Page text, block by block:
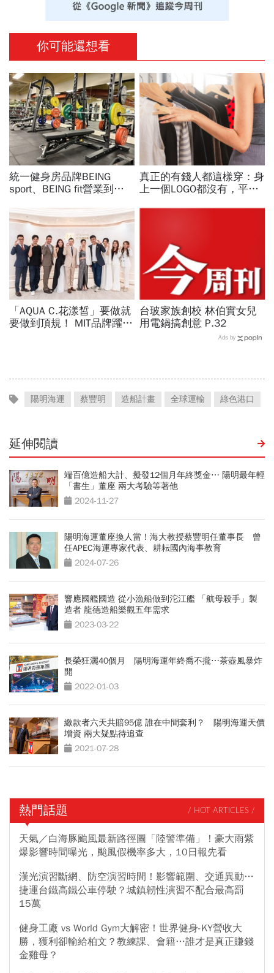
你可能還想看
統一健身房品牌BEING
sport、BEING fit營業到這
換到健身工廠？20年老字
號為何退出
真正的有錢人都這樣穿：身
上一個LOGO都沒有，平凡
頂奢富豪的花錢智慧
「AQUA C.花漾皙」要做就
要做到頂規！ MIT品牌躍上
台玻家族創校 林伯實女兒
用電鍋搞創意 P.32
Ads by
陽明海運 蔡豐明 造船計畫 全球運輸 綠色港口
延伸閱讀
端百億造船大計、擬發12個月年終獎金⋯ 陽明最年輕
「書生」董座 兩大考驗等著他
2024-11-27
陽明海運董座換人當！海大教授蔡豐明任董事長 曾
任APEC海運專家代表、耕耘國內海事教育
2024-07-26
響應國艦國造 從小漁船做到沱江艦 「航母殺手」製
造者 龍德造船樂觀五年需求
2023-03-22
長榮狂灑40個月 陽明海運年終喬不攏⋯茶壺風暴炸
開
2022-01-03
繳款者六天共賠95億 誰在中間套利？ 陽明海運天價
增資 兩大疑點待追查
2021-07-28
熱門話題 / HOT ARTICLES /
天氣／白海豚颱風最新路徑圖「陸警準備」！豪大雨紫
爆影響時間曝光，颱風假機率多大，10日報先看
漢光演習斷網、防空演習時間！影響範圍、交通異動…
捷運台鐵高鐵公車停駛？城鎮韌性演習不配合最高罰
15萬
健身工廠 vs World Gym大解密！世界健身-KY營收大
勝，獲利卻輸給柏文？教練課、會籍…誰才是真正賺錢
金雞母？